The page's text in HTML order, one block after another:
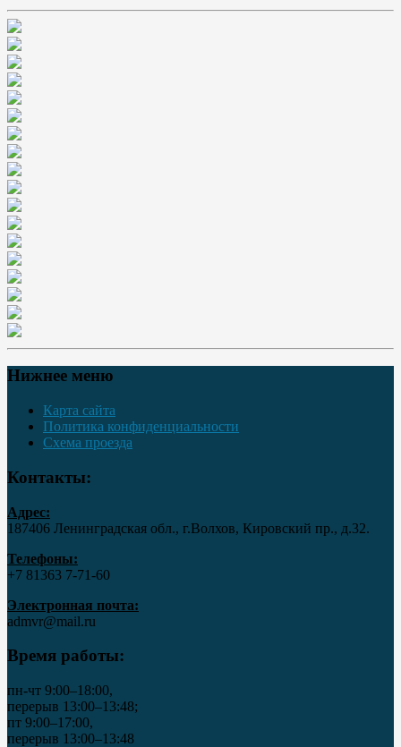
Нижнее меню
Карта сайта
Политика конфиденциальности
Схема проезда
Контакты:
Адрес:
187406 Ленинградская обл., г.Волхов, Кировский пр., д.32.
Телефоны:
+7 81363 7‑71-60
Электронная почта:
admvr@mail.ru
Время работы:
пн-чт 9:00–18:00,
перерыв 13:00–13:48;
пт 9:00–17:00,
перерыв 13:00–13:48